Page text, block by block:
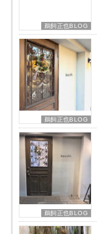
鵜飼正也BLOG
鵜飼正也BLOG
鵜飼正也BLOG